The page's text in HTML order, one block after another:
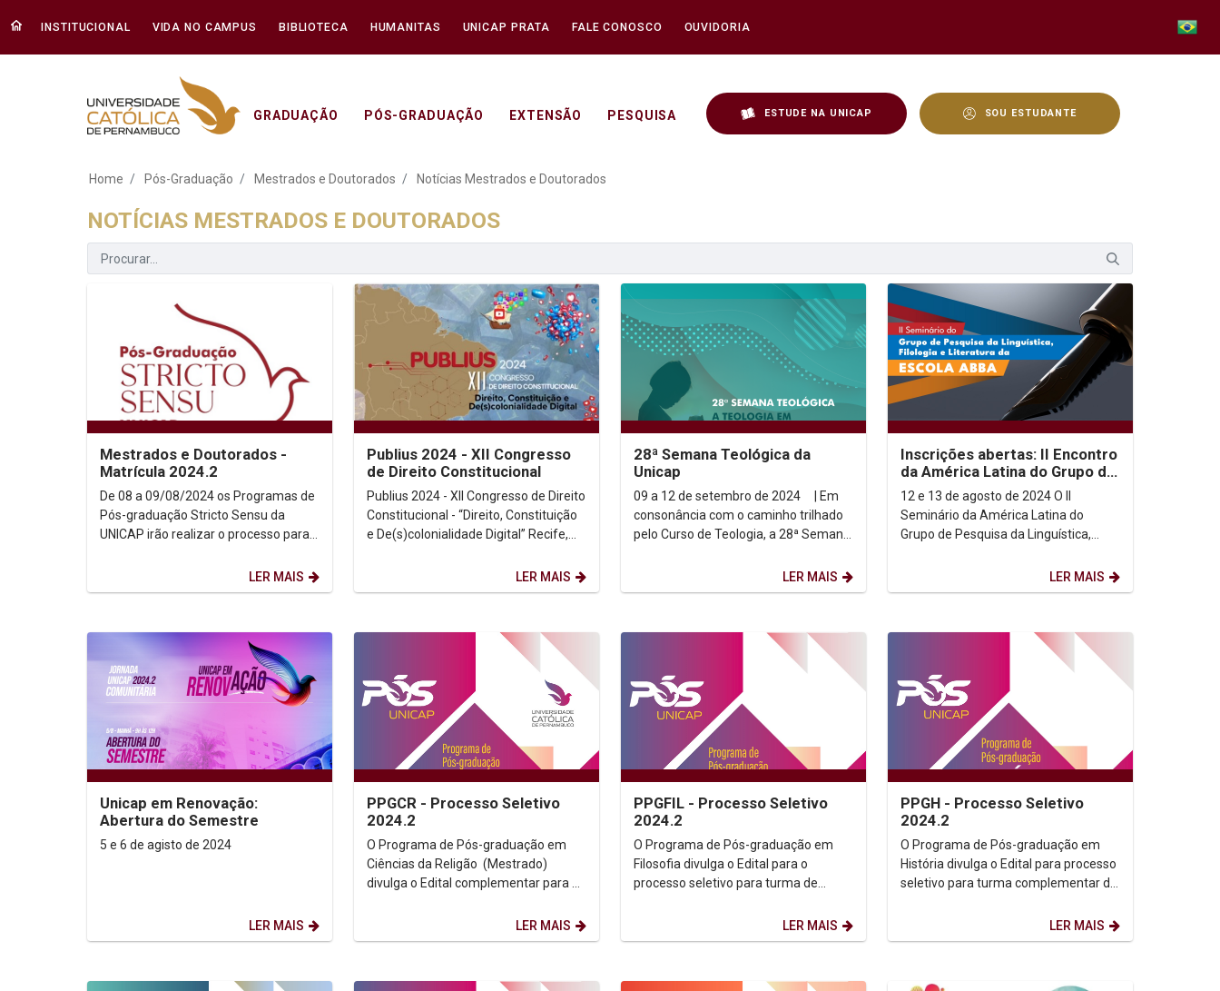
INSTITUCIONAL VIDA NO CAMPUS BIBLIOTECA HUMANITAS UNICAP PRATA FALE CONOSCO OUVIDORIA
GRADUAÇÃO PÓS-GRADUAÇÃO EXTENSÃO PESQUISA ESTUDE NA UNICAP SOU ESTUDANTE
Notícias Mestrados e Doutorados - Unicap
Home Pós-Graduação Mestrados e Doutorados Notícias Mestrados e Doutorados
NOTÍCIAS MESTRADOS E DOUTORADOS
Mestrados e Doutorados -
Matrícula 2024.2
De 08 a 09/08/2024 os Programas de
Pós-graduação Stricto Sensu da
UNICAP irão realizar o processo para
LER MAIS
Publius 2024 - XII Congresso
de Direito Constitucional
Publius 2024 - XII Congresso de Direito
Constitucional - “Direito, Constituição
e De(s)colonialidade Digital” Recife,
LER MAIS
28ª Semana Teológica da
Unicap
09 a 12 de setembro de 2024 | Em
consonância com o caminho trilhado
pelo Curso de Teologia, a 28ª Semana
LER MAIS
Inscrições abertas: II Encontro
da América Latina do Grupo de
Pesquisa da Linguística,
Filologia...
12 e 13 de agosto de 2024 O II
Seminário da América Latina do
Grupo de Pesquisa da Linguística,
LER MAIS
Unicap em Renovação:
Abertura do Semestre
LER MAIS
PPGCR - Processo Seletivo
2024.2
O Programa de Pós-graduação em
Ciências da Religão (Mestrado)
divulga o Edital complementar para a
LER MAIS
PPGFIL - Processo Seletivo
2024.2
O Programa de Pós-graduação em
Filosofia divulga o Edital para o
processo seletivo para turma de
Complementar Critério de...LER MAIS
PPGH - Processo Seletivo
2024.2
O Programa de Pós-graduação em
História divulga o Edital para processo
seletivo para turma complementar de
LER MAIS